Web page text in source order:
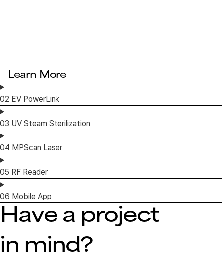
Learn More
02 EV PowerLink
03 UV Steam Sterilization
04 MPScan Laser
05 RF Reader
06 Mobile App
Have a project
in mind?